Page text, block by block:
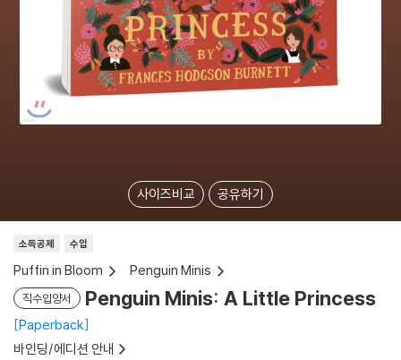
사이즈비교 공유하기
소득공제 수입
Puffin in Bloom Penguin Minis
직수입양서 Penguin Minis: A Little Princess
Paperback
바인딩/에디션 안내